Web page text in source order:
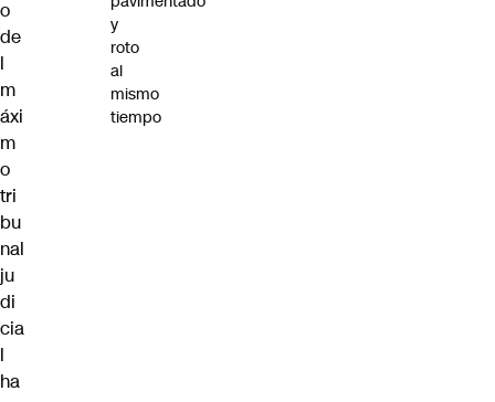
o
de
l
m
áxi
m
o
tri
bu
nal
ju
di
cia
l
ha
y
roto
al
mismo
tiempo